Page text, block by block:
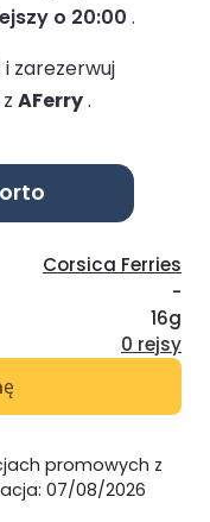
o 20:00 .
zarezerwuj
AFerry.
Corsica Ferries
-
16g
0 rejsy
promowych z
07/08/2026